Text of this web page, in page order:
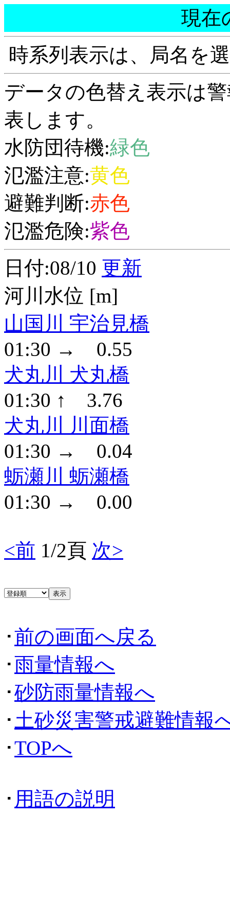
現在
時系列表示は、局名を
データの色替え表示は
表します。
水防団待機:緑色
氾濫注意:黄色
避難判断:赤色
氾濫危険:紫色
日付:08/10 更新
河川水位 [m]
山国川 宇治見橋
01:30 → 0.55
犬丸川 犬丸橋
01:30 ↑ 3.76
犬丸川 川面橋
01:30 → 0.04
蛎瀬川 蛎瀬橋
01:30 → 0.00
<前 1/2頁 次>
･前の画面へ戻る
･雨量情報へ
･砂防雨量情報へ
･ 土砂災害警戒避難情報
･TOPへ
･ 用語の説明